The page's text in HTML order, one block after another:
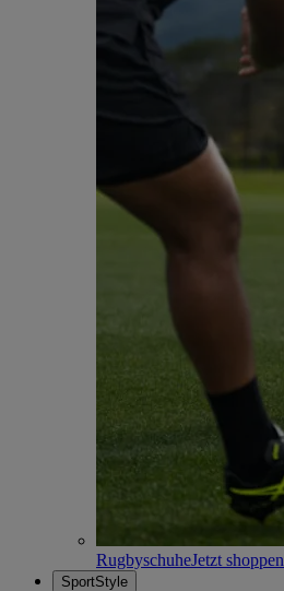
RugbyschuheJetzt shoppen
SportStyle